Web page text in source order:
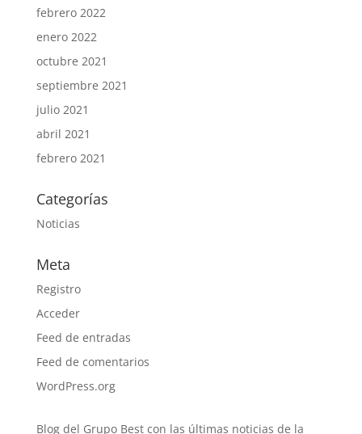
febrero 2022
enero 2022
octubre 2021
septiembre 2021
julio 2021
abril 2021
febrero 2021
Categorías
Noticias
Meta
Registro
Acceder
Feed de entradas
Feed de comentarios
WordPress.org
Blog del Grupo Best con las últimas noticias de la